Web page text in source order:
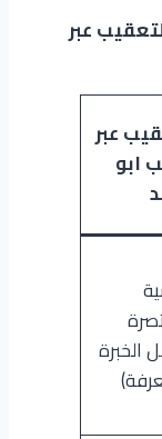
عبر
عبر
ابو
الخبرة